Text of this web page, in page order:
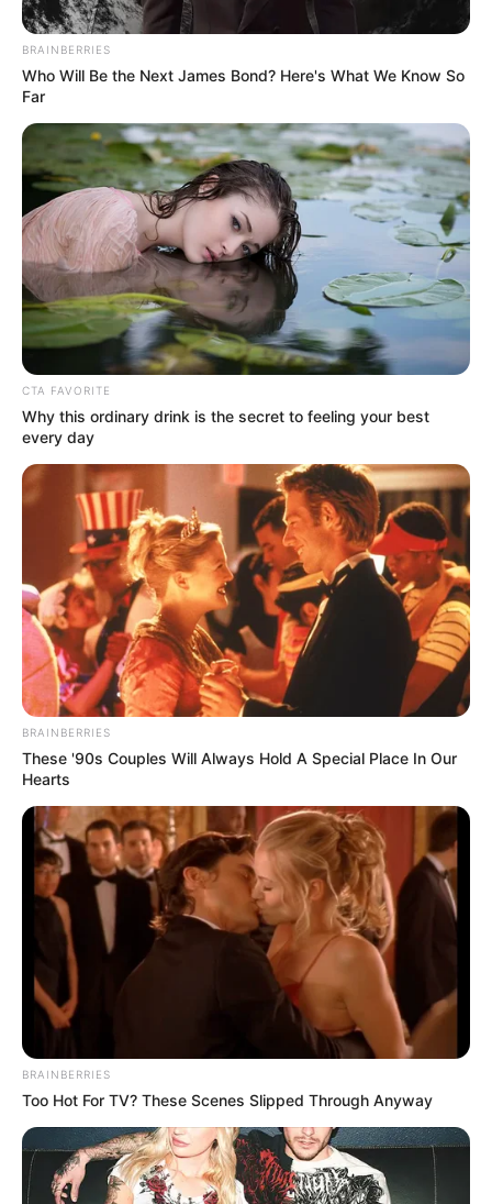
La trampa casera que
elimina las hormigas para
siempre sin usar pesticidas
Si alguna vez has visto una fila interminable de hormigas
marchando por tu cocina, el baño o el jardín, sabes lo
desesperante que puede ser. Son pequeñas, pero
cuando invaden un espacio, parecen multiplicarse de la
nada. Y lo peor es que, aunque limpies, cambies los
alimentos de lugar o uses insecticidas, siempre vuelven.
Pero lo que muchos no saben es que existen trampas
naturales, económicas y muy efectivas que pueden
acabar con las hormigas desde la raíz, sin necesidad de
usar productos tóxicos ni dañar el medio ambiente.
BRAINBERRIES
Who Will Be the Next James Bond? Here's What We Know So
Far
CTA FAVORITE
Why this ordinary drink is the secret to feeling your best
every day
BRAINBERRIES
These '90s Couples Will Always Hold A Special Place In Our
Hearts
BRAINBERRIES
Too Hot For TV? These Scenes Slipped Through Anyway